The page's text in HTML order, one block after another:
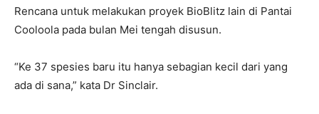
Rencana untuk melakukan proyek BioBlitz lain di Pantai
Cooloola pada bulan Mei tengah disusun.
“Ke 37 spesies baru itu hanya sebagian kecil dari yang
ada di sana,” kata Dr Sinclair.